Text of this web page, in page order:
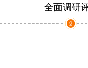
全面调研